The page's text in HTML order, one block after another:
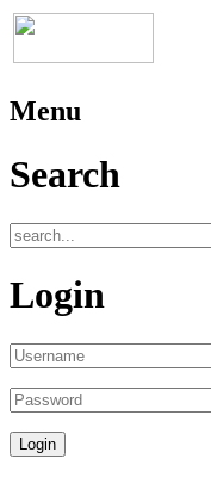
Menu
Search
Login